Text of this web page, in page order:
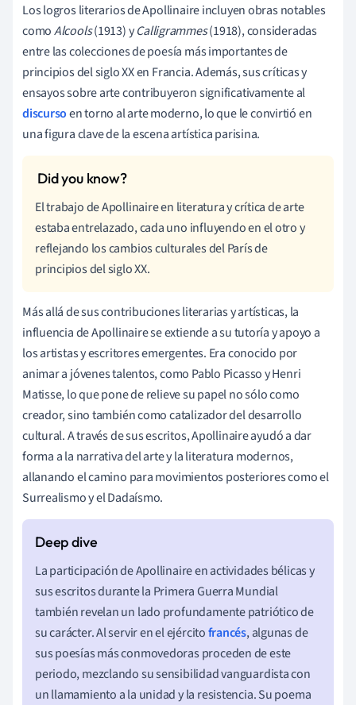
Los logros literarios de Apollinaire incluyen obras notables
comoAlcools(1913) yCalligrammes(1918), consideradas
entre las colecciones de poesía más importantes de
principios del siglo XX en Francia. Además, sus críticas y
ensayos sobre arte contribuyeron significativamente al
discursoen torno al arte moderno, lo que le convirtió en
una figura clave de la escena artística parisina.
El trabajo de Apollinaire en literatura y crítica de arte
estaba entrelazado, cada uno influyendo en el otro y
reflejando los cambios culturales del París de
principios del siglo XX.
Más allá de sus contribuciones literarias y artísticas, la
influencia de Apollinaire se extiende a su tutoría y apoyo a
los artistas y escritores emergentes. Era conocido por
animar a jóvenes talentos, como Pablo Picasso y Henri
Matisse, lo que pone de relieve su papel no sólo como
creador, sino también como catalizador del desarrollo
cultural. A través de sus escritos, Apollinaire ayudó a dar
forma a la narrativa del arte y la literatura modernos,
allanando el camino para movimientos posteriores como el
Surrealismo y el Dadaísmo.
La participación de Apollinaire en actividades bélicas y
sus escritos durante la Primera Guerra Mundial
también revelan un lado profundamente patriótico de
su carácter. Al servir en el ejércitofrancés, algunas de
sus poesías más conmovedoras proceden de este
periodo, mezclando su sensibilidad vanguardista con
un llamamiento a la unidad y la resistencia. Su poema